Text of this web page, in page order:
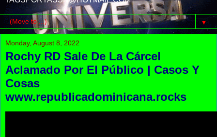
▼
Monday, August 8, 2022
Rochy RD Sale De La Cárcel
Aclamado Por El Público | Casos Y
Cosas
www.republicadominicana.rocks